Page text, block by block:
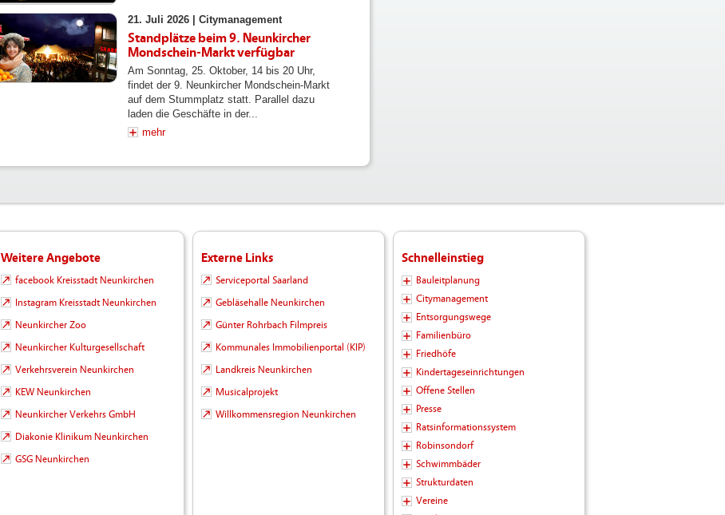
21. Juli 2026 |Citymanagement
Standplätze beim 9. Neunkircher
Mondschein-Markt verfügbar
Am Sonntag, 25. Oktober, 14 bis 20 Uhr,
findet der 9. Neunkircher Mondschein-Markt
auf dem Stummplatz statt. Parallel dazu
laden die Geschäfte in der...
mehr
Weitere Angebote
facebook Kreisstadt Neunkirchen
Instagram Kreisstadt Neunkirchen
Neunkircher Zoo
Neunkircher Kulturgesellschaft
Verkehrsverein Neunkirchen
KEW Neunkirchen
Neunkircher Verkehrs GmbH
Diakonie Klinikum Neunkirchen
GSG Neunkirchen
Externe Links
Serviceportal Saarland
Gebläsehalle Neunkirchen
Günter Rohrbach Filmpreis
Kommunales Immobilienportal (KIP)
Landkreis Neunkirchen
Musicalprojekt
Willkommensregion Neunkirchen
Schnelleinstieg
Bauleitplanung
Citymanagement
Entsorgungswege
Familienbüro
Friedhöfe
Kindertageseinrichtungen
Offene Stellen
Presse
Ratsinformationssystem
Robinsondorf
Schwimmbäder
Strukturdaten
Vereine